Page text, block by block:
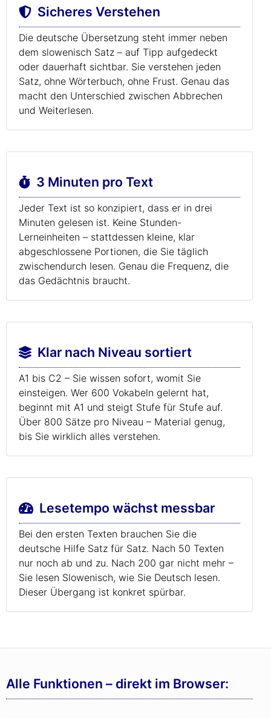
Sicheres Verstehen
Die deutsche Übersetzung steht immer neben
dem slowenisch Satz – auf Tipp aufgedeckt
oder dauerhaft sichtbar. Sie verstehen jeden
Satz, ohne Wörterbuch, ohne Frust. Genau das
macht den Unterschied zwischen Abbrechen
und Weiterlesen.
3 Minuten pro Text
Jeder Text ist so konzipiert, dass er in drei
Minuten gelesen ist. Keine Stunden-
Lerneinheiten – stattdessen kleine, klar
abgeschlossene Portionen, die Sie täglich
zwischendurch lesen. Genau die Frequenz, die
das Gedächtnis braucht.
Klar nach Niveau sortiert
A1 bis C2 – Sie wissen sofort, womit Sie
einsteigen. Wer 600 Vokabeln gelernt hat,
beginnt mit A1 und steigt Stufe für Stufe auf.
Über 800 Sätze pro Niveau – Material genug,
bis Sie wirklich alles verstehen.
Lesetempo wächst messbar
Bei den ersten Texten brauchen Sie die
deutsche Hilfe Satz für Satz. Nach 50 Texten
nur noch ab und zu. Nach 200 gar nicht mehr –
Sie lesen Slowenisch, wie Sie Deutsch lesen.
Dieser Übergang ist konkret spürbar.
Alle Funktionen – direkt im Browser: